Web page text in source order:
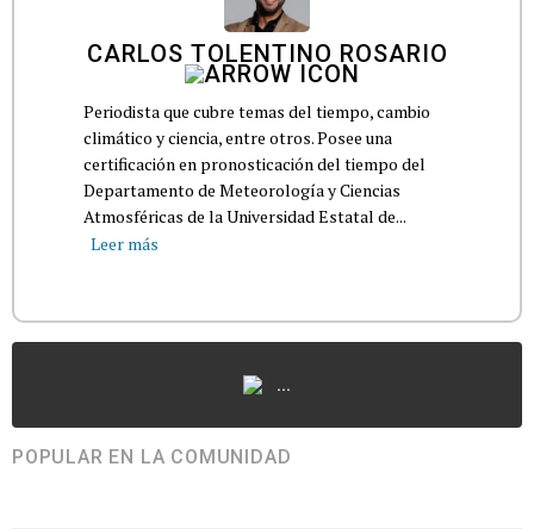
CARLOS TOLENTINO ROSARIO
Periodista que cubre temas del tiempo, cambio
climático y ciencia, entre otros. Posee una
certificación en pronosticación del tiempo del
Departamento de Meteorología y Ciencias
Atmosféricas de la Universidad Estatal de...
Leer más
...
POPULAR EN LA COMUNIDAD